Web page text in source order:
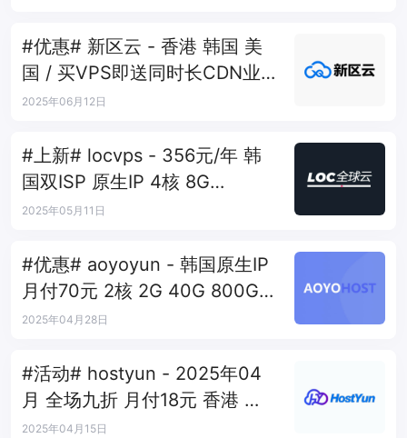
#优惠# 新区云 - 香港 韩国 美
国 / 买VPS即送同时长CDN业
务
2025年06月12日
#上新# locvps - 356元/年 韩
国双ISP 原生IP 4核 8G
300Mbps
2025年05月11日
#优惠# aoyoyun - 韩国原生IP
月付70元 2核 2G 40G 800G
200M
2025年04月28日
#活动# hostyun - 2025年04
月 全场九折 月付18元 香港 日
本 美韩
2025年04月15日